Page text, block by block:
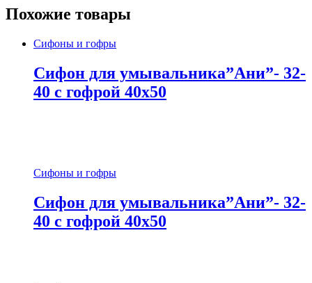
Похожие товары
Сифоны и гофры
Сифон для умывальника”Ани”- 32-
40 с гофрой 40х50
Сифоны и гофры
Сифон для умывальника”Ани”- 32-
40 с гофрой 40х50